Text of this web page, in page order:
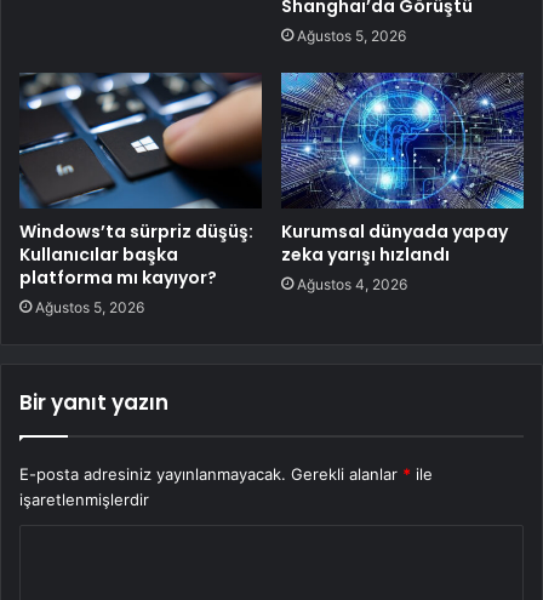
Shanghai’da Görüştü
Ağustos 5, 2026
Windows’ta sürpriz düşüş:
Kullanıcılar başka
platforma mı kayıyor?
Ağustos 5, 2026
Kurumsal dünyada yapay
zeka yarışı hızlandı
Ağustos 4, 2026
Bir yanıt yazın
E-posta adresiniz yayınlanmayacak. Gerekli alanlar * ile
işaretlenmişlerdir